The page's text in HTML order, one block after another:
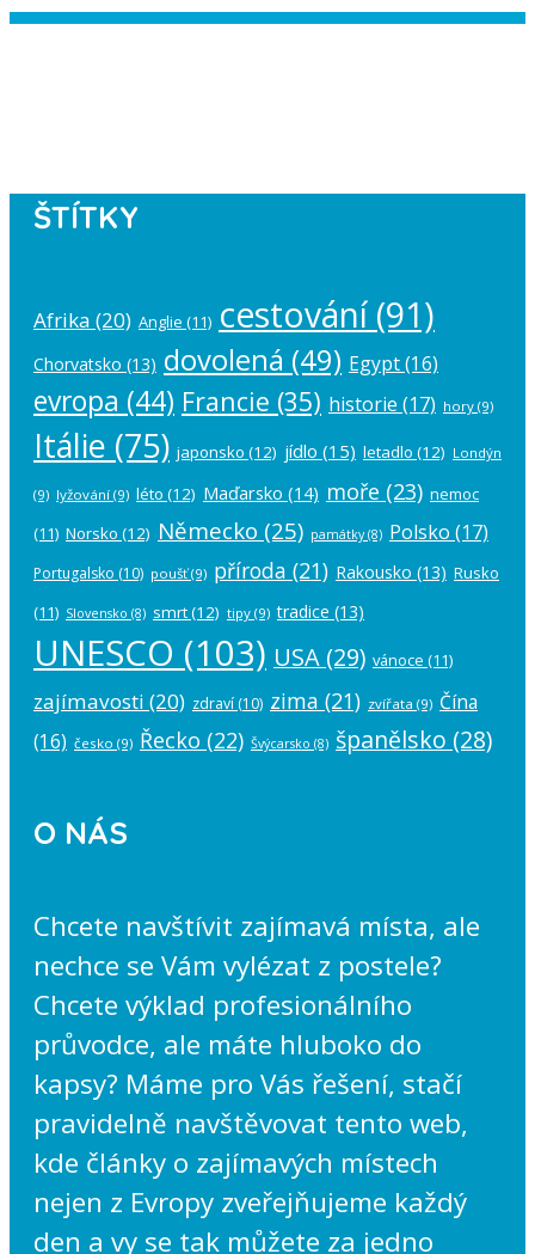
ŠTÍTKY
Afrika (20) Anglie (11) cestování(91)
Chorvatsko (13) dovolená (49) Egypt(16)
evropa (44) Francie (35) historie (17) hory (9)
Itálie (75) japonsko (12) jídlo (15) letadlo (12) Londýn
(9) lyžování (9) léto (12) Maďarsko (14) moře (23) nemoc
(11) Norsko (12) Německo (25) památky(8) Polsko (17)
Portugalsko (10) poušť(9) příroda (21) Rakousko (13) Rusko
(11) Slovensko (8) smrt(12) tipy (9) tradice (13)
UNESCO (103) USA (29) vánoce (11)
zajímavosti (20) zdraví (10) zima (21) zvířata (9) Čína
(16) česko (9) Řecko (22) Švýcarsko (8) španělsko (28)
O NÁS
Chcete navštívit zajímavá místa, ale
nechce se Vám vylézat z postele?
Chcete výklad profesionálního
průvodce, ale máte hluboko do
kapsy? Máme pro Vás řešení, stačí
pravidelně navštěvovat tento web,
kde články o zajímavých místech
nejen z Evropy zveřejňujeme každý
den a vy se tak můžete za jedno